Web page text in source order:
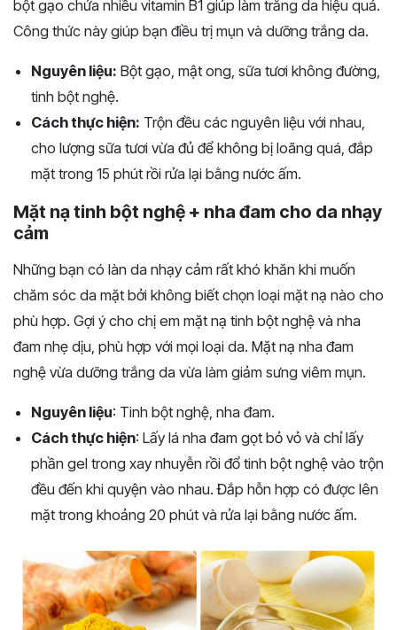
bột gạo chứa nhiều vitamin B1 giúp làm trắng da hiệu quả.
Công thức này giúp bạn điều trị mụn và dưỡng trắng da.
Nguyên liệu: Bột gạo, mật ong, sữa tươi không đường,
tinh bột nghệ.
Cách thực hiện: Trộn đều các nguyên liệu với nhau,
cho lượng sữa tươi vừa đủ để không bị loãng quá, đắp
mặt trong 15 phút rồi rửa lại bằng nước ấm.
Mặt nạ tinh bột nghệ + nha đam cho da nhạy
cảm
Những bạn có làn da nhạy cảm rất khó khăn khi muốn
chăm sóc da mặt bởi không biết chọn loại mặt nạ nào cho
phù hợp. Gợi ý cho chị em mặt nạ tinh bột nghệ và nha
đam nhẹ dịu, phù hợp với mọi loại da. Mặt nạ nha đam
nghệ vừa dưỡng trắng da vừa làm giảm sưng viêm mụn.
Nguyên liệu: Tinh bột nghệ, nha đam.
Cách thực hiện: Lấy lá nha đam gọt bỏ vỏ và chỉ lấy
phần gel trong xay nhuyễn rồi đổ tinh bột nghệ vào trộn
đều đến khi quyện vào nhau. Đắp hỗn hợp có được lên
mặt trong khoảng 20 phút và rửa lại bằng nước ấm.